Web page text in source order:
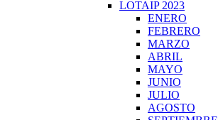
LOTAIP 2023
ENERO
FEBRERO
MARZO
ABRIL
MAYO
JUNIO
JULIO
AGOSTO